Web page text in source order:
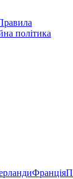
політика
Франція